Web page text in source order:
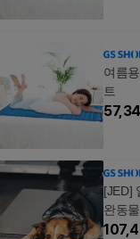
여름
트
[JED]
완동물